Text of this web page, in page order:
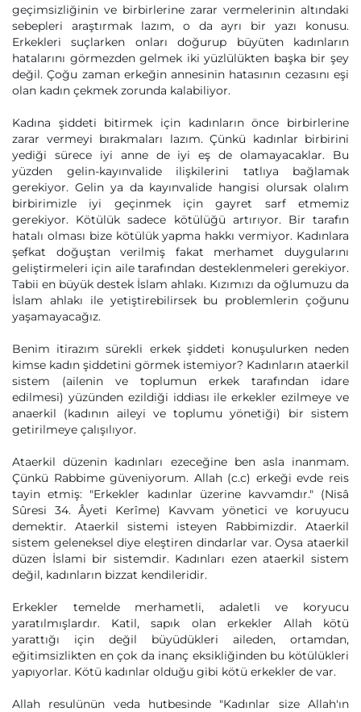
geçimsizliğinin ve birbirlerine zarar vermelerinin altındaki
sebepleri araştırmak lazım, o da ayrı bir yazı konusu.
Erkekleri suçlarken onları doğurup büyüten kadınların
hatalarını görmezden gelmek iki yüzlülükten başka bir şey
değil. Çoğu zaman erkeğin annesinin hatasının cezasını eşi
olan kadın çekmek zorunda kalabiliyor.
Kadına şiddeti bitirmek için kadınların önce birbirlerine
zarar vermeyi bırakmaları lazım. Çünkü kadınlar birbirini
yediği sürece iyi anne de iyi eş de olamayacaklar. Bu
yüzden gelin-kayınvalide ilişkilerini tatlıya bağlamak
gerekiyor. Gelin ya da kayınvalide hangisi olursak olalım
birbirimizle iyi geçinmek için gayret sarf etmemiz
gerekiyor. Kötülük sadece kötülüğü artırıyor. Bir tarafın
hatalı olması bize kötülük yapma hakkı vermiyor. Kadınlara
şefkat doğuştan verilmiş fakat merhamet duygularını
geliştirmeleri için aile tarafından desteklenmeleri gerekiyor.
Tabii en büyük destek İslam ahlakı. Kızımızı da oğlumuzu da
İslam ahlakı ile yetiştirebilirsek bu problemlerin çoğunu
yaşamayacağız.
Benim itirazım sürekli erkek şiddeti konuşulurken neden
kimse kadın şiddetini görmek istemiyor? Kadınların ataerkil
sistem (ailenin ve toplumun erkek tarafından idare
edilmesi) yüzünden ezildiği iddiası ile erkekler ezilmeye ve
anaerkil (kadının aileyi ve toplumu yönetiği) bir sistem
getirilmeye çalışılıyor.
Ataerkil düzenin kadınları ezeceğine ben asla inanmam.
Çünkü Rabbime güveniyorum. Allah (c.c) erkeği evde reis
tayin etmiş: "Erkekler kadınlar üzerine kavvamdır." (Nisâ
Sûresi 34. Âyeti Kerîme) Kavvam yönetici ve koruyucu
demektir. Ataerkil sistemi isteyen Rabbimizdir. Ataerkil
sistem geleneksel diye eleştiren dindarlar var. Oysa ataerkil
düzen İslami bir sistemdir. Kadınları ezen ataerkil sistem
değil, kadınların bizzat kendileridir.
Erkekler temelde merhametli, adaletli ve koryucu
yaratılmışlardır. Katil, sapık olan erkekler Allah kötü
yarattığı için değil büyüdükleri aileden, ortamdan,
eğitimsizlikten en çok da inanç eksikliğinden bu kötülükleri
yapıyorlar. Kötü kadınlar olduğu gibi kötü erkekler de var.
Allah resulünün veda hutbesinde "Kadınlar size Allah'ın